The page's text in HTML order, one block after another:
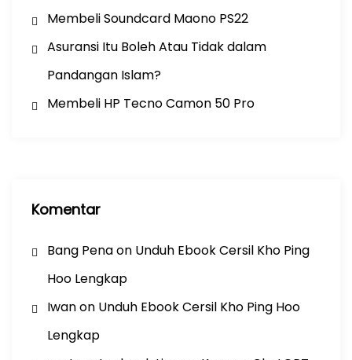
Membeli Soundcard Maono PS22
Asuransi Itu Boleh Atau Tidak dalam
Pandangan Islam?
Membeli HP Tecno Camon 50 Pro
Komentar
Bang Penaon Unduh Ebook Cersil Kho Ping
Hoo Lengkap
Iwanon Unduh Ebook Cersil Kho Ping Hoo
Lengkap